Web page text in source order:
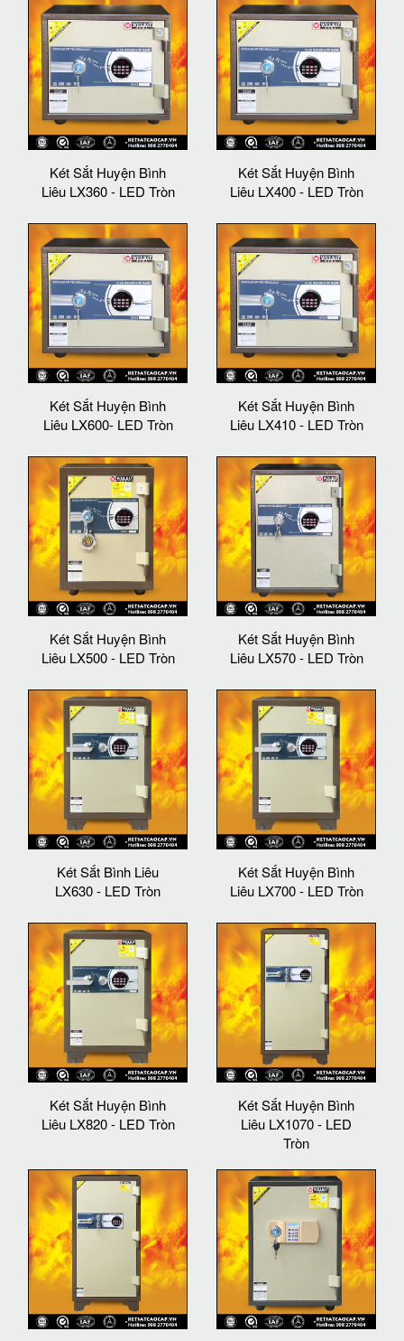
Két Sắt Huyện Bình
Liêu LX360 - LED Tròn
Két Sắt Huyện Bình
Liêu LX400 - LED Tròn
Két Sắt Huyện Bình
Liêu LX600- LED Tròn
Két Sắt Huyện Bình
Liêu LX410 - LED Tròn
Két Sắt Huyện Bình
Liêu LX500 - LED Tròn
Két Sắt Huyện Bình
Liêu LX570 - LED Tròn
Két Sắt Bình Liêu
LX630 - LED Tròn
Két Sắt Huyện Bình
Liêu LX700 - LED Tròn
Két Sắt Huyện Bình
Liêu LX820 - LED Tròn
Két Sắt Huyện Bình
Liêu LX1070 - LED
Tròn